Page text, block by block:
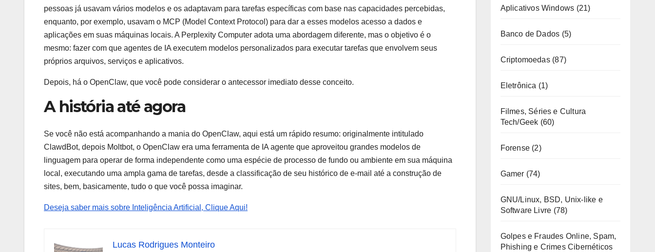
pessoas já usavam vários modelos e os adaptavam para tarefas específicas com base nas capacidades percebidas,
enquanto, por exemplo, usavam o MCP (Model Context Protocol) para dar a esses modelos acesso a dados e
aplicações em suas máquinas locais. A Perplexity Computer adota uma abordagem diferente, mas o objetivo é o
mesmo: fazer com que agentes de IA executem modelos personalizados para executar tarefas que envolvem seus
próprios arquivos, serviços e aplicativos.
Depois, há o OpenClaw, que você pode considerar o antecessor imediato desse conceito.
A história até agora
Se você não está acompanhando a mania do OpenClaw, aqui está um rápido resumo: originalmente intitulado
ClawdBot, depois Moltbot, o OpenClaw era uma ferramenta de IA agente que aproveitou grandes modelos de
linguagem para operar de forma independente como uma espécie de processo de fundo ou ambiente em sua máquina
local, executando uma ampla gama de tarefas, desde a classificação de seu histórico de e-mail até a construção de
sites, bem, basicamente, tudo o que você possa imaginar.
Deseja saber mais sobre Inteligência Artificial, Clique Aqui!
Lucas Rodrigues Monteiro
Aplicativos Windows (21)
Banco de Dados (5)
Criptomoedas(87)
Eletrônica (1)
Filmes, Séries e Cultura
Tech/Geek (60)
Forense(2)
Gamer (74)
GNU/Linux, BSD, Unix-like e
Software Livre (78)
Golpes e Fraudes Online, Spam,
Phishing e Crimes Cibernéticos